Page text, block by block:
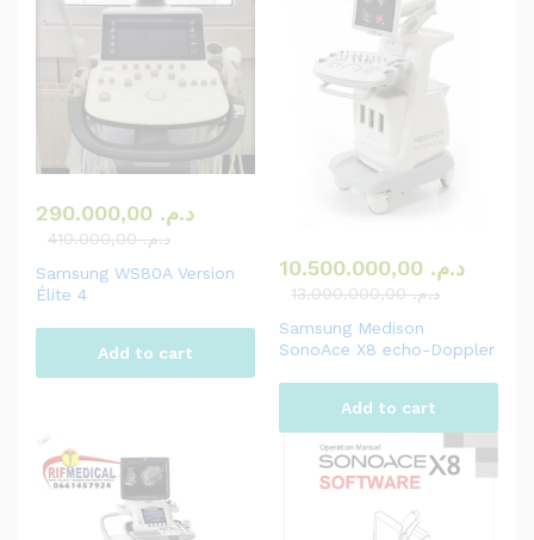
د.م.
د.م.410.000,00
Samsung WS80A Version
Élite 4
Add to cart
د.م.
د.م.13.000.000,00
Samsung Medison
SonoAce X8 echo-Doppler
Add to cart